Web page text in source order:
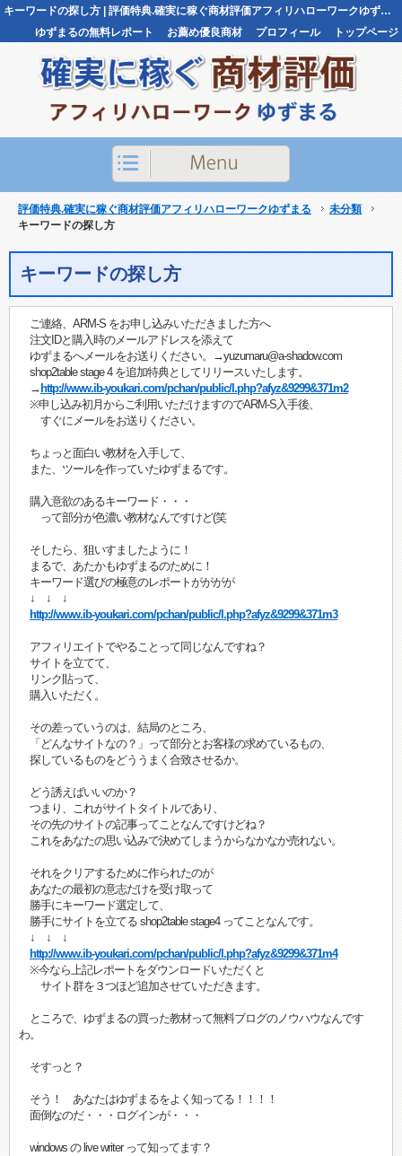
キーワードの探し方 | 評価特典.確実に稼ぐ商材評価アフィリハローワークゆずまる評価特典.確実に稼ぐ商材評価アフィリハローワークゆずまる
トップページ
プロフィール
お薦め優良商材
ゆずまるの無料レポート
評価特典.確実に稼ぐ商材評価アフィリハローワークゆずまる
未分類
キーワードの探し方
キーワードの探し方
ご連絡、ARM-S をお申し込みいただきました方へ
注文IDと購入時のメールアドレスを添えて
ゆずまるへメールをお送りください。→yuzumaru@a-shadow.com
shop2table stage 4 を追加特典としてリリースいたします。
→ http://www.ib-youkari.com/pchan/public/l.php?afyz&9299&371m2
※申し込み初月からご利用いただけますのでARM-S入手後、
すぐにメールをお送りください。
ちょっと面白い教材を入手して、
また、ツールを作っていたゆずまるです。
購入意欲のあるキーワード・・・
って部分が色濃い教材なんですけど(笑
そしたら、狙いすましたように！
まるで、あたかもゆずまるのために！
キーワード選びの極意のレポートがががが
↓ ↓ ↓
http://www.ib-youkari.com/pchan/public/l.php?afyz&9299&371m3
アフィリエイトでやることって同じなんですね？
サイトを立てて、
リンク貼って、
購入いただく。
その差っていうのは、結局のところ、
「どんなサイトなの？」って部分とお客様の求めているもの、
探しているものをどううまく合致させるか。
どう誘えばいいのか？
つまり、これがサイトタイトルであり、
その先のサイトの記事ってことなんですけどね？
これをあなたの思い込みで決めてしまうからなかなか売れない。
それをクリアするために作られたのが
あなたの最初の意志だけを受け取って
勝手にキーワード選定して、
勝手にサイトを立てる shop2table stage4 ってことなんです。
↓ ↓ ↓
http://www.ib-youkari.com/pchan/public/l.php?afyz&9299&371m4
※今なら上記レポートをダウンロードいただくと
サイト群を３つほど追加させていただきます。
ところで、ゆずまるの買った教材って無料ブログのノウハウなんです
わ。
そすっと？
そう！ あなたはゆずまるをよく知ってる！！！！
面倒なのだ・・・ログインが・・・
windows の live writer って知ってます？